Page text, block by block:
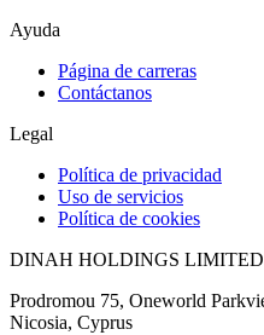
Ayuda
Página de carreras
Contáctanos
Legal
Política de privacidad
Uso de servicios
Política de cookies
DINAH HOLDINGS LIMITED
Prodromou 75, Oneworld
Nicosia, Cyprus